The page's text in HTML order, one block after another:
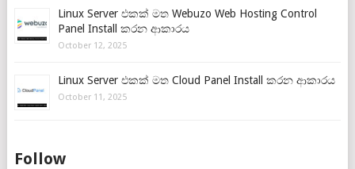
Linux Server එකක් මත Webuzo Web Hosting Control
Panel Install කරන ආකාරය
October 12, 2025
Linux Server එකක් මත Cloud Panel Install කරන ආකාරය
October 11, 2025
Follow